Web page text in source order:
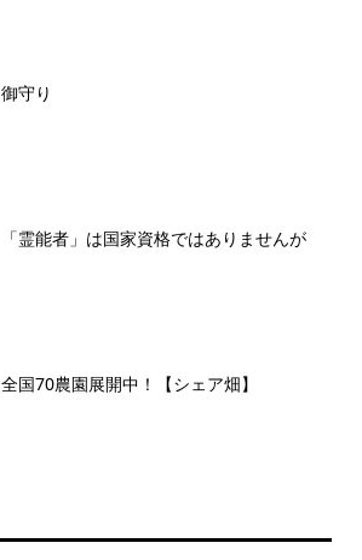
御守り
「霊能者」は国家資格ではありませんが
全国70農園展開中！【シェア畑】